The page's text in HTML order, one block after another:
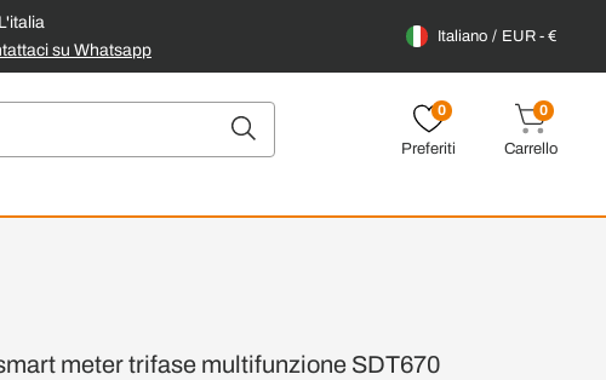
su Whatsapp
Italiano EUR - €
0
Preferiti
0
Carrello
meter trifase multifunzione SDT670